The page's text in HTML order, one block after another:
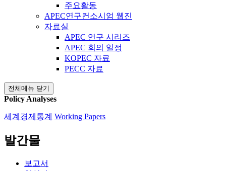
주요활동
APEC연구컨소시엄 웹진
자료실
APEC 연구 시리즈
APEC 회의 일정
KOPEC 자료
PECC 자료
전체메뉴 닫기
Policy Analyses
세계경제통계 Working Papers
발간물
보고서